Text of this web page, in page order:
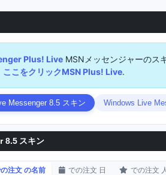
Plus! Live MSNメッセンジャーのス
ここをクリックMSN Plus! Live.
Messenger 8.5 スキン Windows Live
8.5 スキン
注文 の名前 での注文 日 での注文